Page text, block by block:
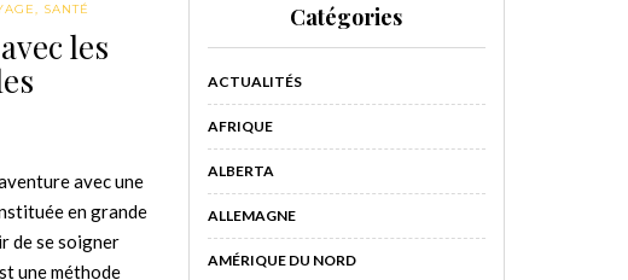
, SANTÉ
les
avec une
en grande
de se soigner
une méthode
Catégories
ACTUALITÉS
AFRIQUE
ALBERTA
ALLEMAGNE
AMÉRIQUE DU NORD